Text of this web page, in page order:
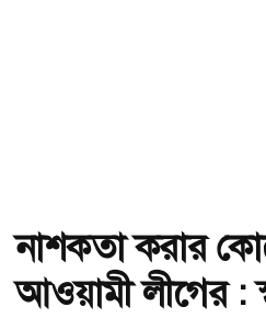
নাশকতা করার
আওয়ামী লীগের :